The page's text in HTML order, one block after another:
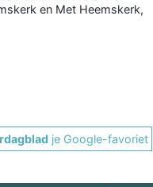
en Met Heemskerk,
je Google-favoriet